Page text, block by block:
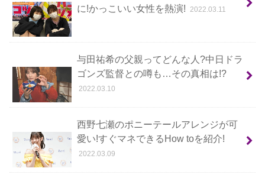
に!かっこいい女性を熱演!
2022.03.11
与田祐希の父親ってどんな人?中日ドラ
ゴンズ監督との噂も…その真相は!?
2022.03.10
西野七瀬のポニーテールアレンジが可
愛い!すぐマネできるHow toを紹介!
2022.03.09